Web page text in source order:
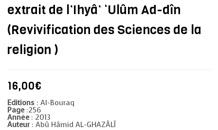
extrait de l’Ihyâ’ ‘Ulûm Ad-dîn
(Revivification des Sciences de la
religion )
16,00€
Editions : Al-Bouraq
Page:256
Année : 2013
Auteur : Abû Hâmid AL-GHAZÂLÎ